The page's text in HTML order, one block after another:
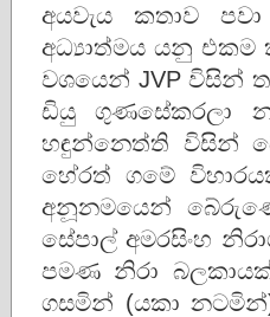
අයවැය කතාව
අධ්‍යාත්මය යනු එකම
වශයෙන් JVP විසින්
ඩියු ගුණසේකරලා
හඳුන්නෙත්ති විසින්
හේරත් ගමේ
අනූනමයෙන්
සේපාල් අමරසිංහ
පමණ නිරා
ගසමින් (යකා